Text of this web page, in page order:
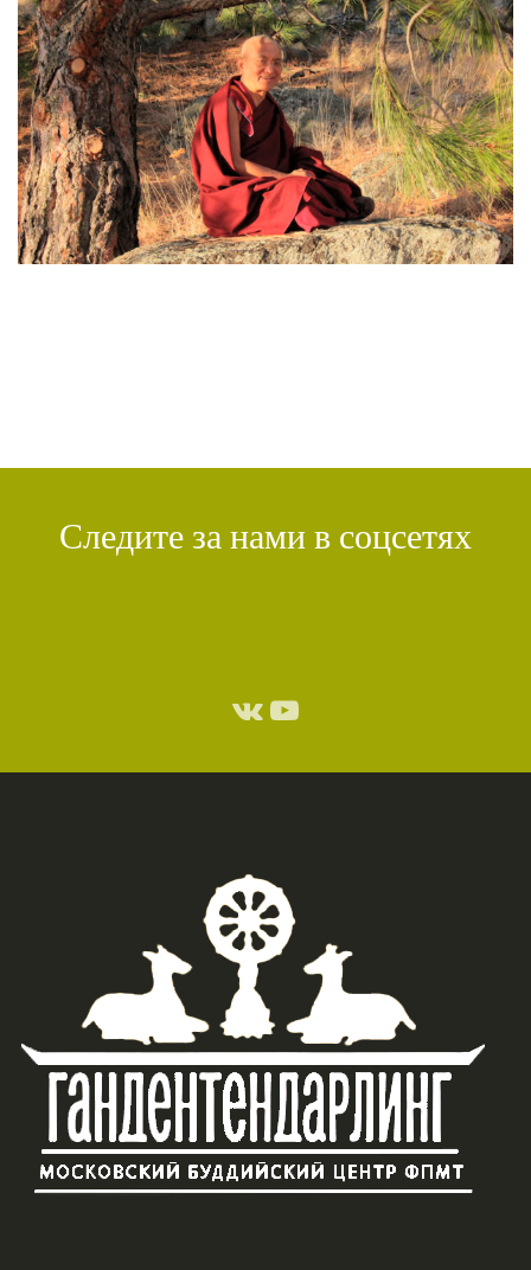
КОНФЛИКТ(2) ДНИ БУДДЫ(2) НРАВСТВЕННОСТЬ(2)
УТРЕННИЕ ПРАКТИКИ(2) АМИТАЮС(2)
РАССТАВАНИЕ С ЧЕТЫРЬМЯ ПРИВЯЗАННОСТЯМИ(2)
СЕНГХЕ ДРА(2) ВЗАИМОЗАВИСИМОСТЬ(2)
ПРАКТИКА СОРАДОВАНИЯ(2) РЕЛИГИЯ(1) АТИША(1)
ДЕНЬ ЧУДЕС (1) ИТОГИ(1) КРИЗИС(1)
Следите за нами в соцсетях